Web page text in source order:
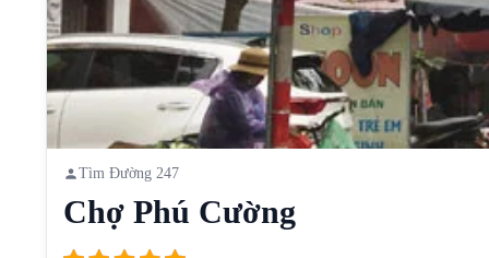
Tìm Đường 247
Chợ Phú Cường